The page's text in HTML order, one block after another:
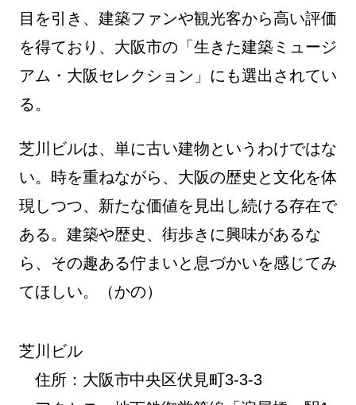
目を引き、建築ファンや観光客から高い評価
を得ており、大阪市の「生きた建築ミュージ
アム・大阪セレクション」にも選出されてい
る。
芝川ビルは、単に古い建物というわけではな
い。時を重ねながら、大阪の歴史と文化を体
現しつつ、新たな価値を見出し続ける存在で
ある。建築や歴史、街歩きに興味があるな
ら、その趣ある佇まいと息づかいを感じてみ
てほしい。（かの）
芝川ビル
住所：大阪市中央区伏見町3-3-3